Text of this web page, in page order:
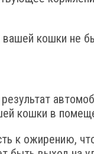
кошки не
кошки в
к ожирению,